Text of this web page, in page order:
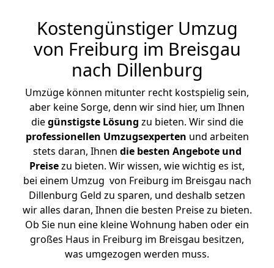
Kostengünstiger Umzug
von Freiburg im Breisgau
nach Dillenburg
Umzüge können mitunter recht kostspielig sein,
aber keine Sorge, denn wir sind hier, um Ihnen
diegünstigste Lösung zu bieten. Wir sind die
professionellen Umzugsexperten und arbeiten
stets daran, Ihnen die besten Angebote und
Preisezu bieten. Wir wissen, wie wichtig es ist,
bei einem Umzug von Freiburg im Breisgau nach
Dillenburg Geld zu sparen, und deshalb setzen
wir alles daran, Ihnen die besten Preise zu bieten.
Ob Sie nun eine kleine Wohnung haben oder ein
großes Haus in Freiburg im Breisgau besitzen,
was umgezogen werden muss.